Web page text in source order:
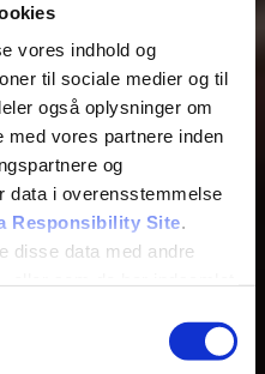
vores indhold og
til sociale medier og til
også oplysninger om
vores partnere inden
og
data i overensstemmelse
Responsibility Site.
disse data med andre